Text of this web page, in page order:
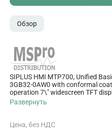
Обзор
SIPLUS HMI MTP700, Unified
3GB32-0AW0 with conformal
operation 7\" widescreen TFT
interface, configurable as of
contains open-source software,
Развернуть
Цена, без НДС